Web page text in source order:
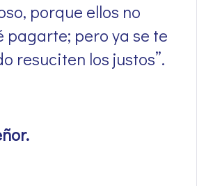
porque ellos no
pagarte; pero ya se te
resuciten los justos”.
.